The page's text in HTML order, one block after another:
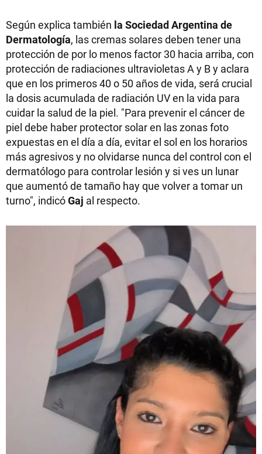
Según explica también la Sociedad Argentina de
Dermatología, las cremas solares deben tener una
protección de por lo menos factor 30 hacia arriba, con
protección de radiaciones ultravioletas A y B y aclara
que en los primeros 40 o 50 años de vida, será crucial
la dosis acumulada de radiación UV en la vida para
cuidar la salud de la piel. "Para prevenir el cáncer de
piel debe haber protector solar en las zonas foto
expuestas en el día a día, evitar el sol en los horarios
más agresivos y no olvidarse nunca del control con el
dermatólogo para controlar lesión y si ves un lunar
que aumentó de tamaño hay que volver a tomar un
turno", indicóGaj al respecto.